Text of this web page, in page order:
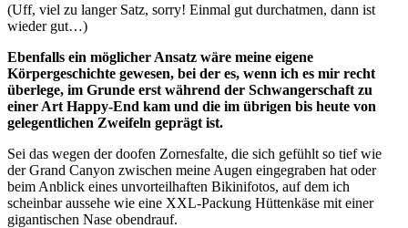
(Uff, viel zu langer Satz, sorry! Einmal gut durchatmen, dann ist
wieder gut…)
Ebenfalls ein möglicher Ansatz wäre meine eigene
Körpergeschichte gewesen, bei der es, wenn ich es mir recht
überlege, im Grunde erst während der Schwangerschaft zu
einer Art Happy-End kam und die im übrigen bis heute von
gelegentlichen Zweifeln geprägt ist.
Sei das wegen der doofen Zornesfalte, die sich gefühlt so tief wie
der Grand Canyon zwischen meine Augen eingegraben hat oder
beim Anblick eines unvorteilhaften Bikinifotos, auf dem ich
scheinbar aussehe wie eine XXL-Packung Hüttenkäse mit einer
gigantischen Nase obendrauf.